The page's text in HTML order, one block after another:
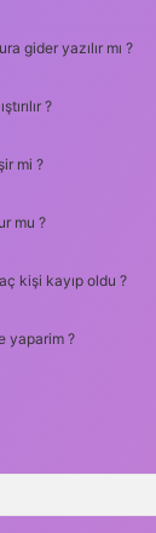
gider yazılır mı ?
?
mi ?
mu ?
kişi kayıp oldu ?
yaparim ?